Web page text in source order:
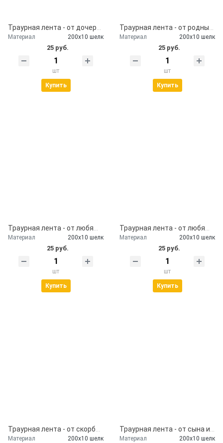
Материал 200х10 шелк
25 руб.
шт
Купить
Материал 200х10 шелк
25 руб.
шт
Купить
Траурная лента - от любящих родителей
Материал 200х10 шелк
25 руб.
шт
Купить
Траурная лента - от любящих родных
Материал 200х10 шелк
25 руб.
шт
Купить
Материал 200х10 шелк Материал 200х10 шелк